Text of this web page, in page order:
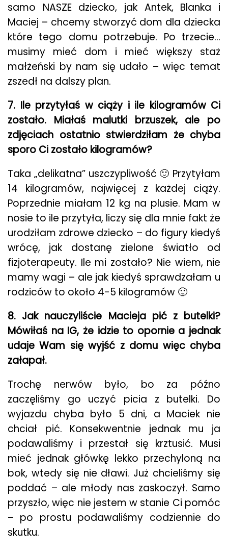
samo NASZE dziecko, jak Antek, Blanka i
Maciej – chcemy stworzyć dom dla dziecka
które tego domu potrzebuje. Po trzecie…
musimy mieć dom i mieć większy staż
małżeński by nam się udało – więc temat
zszedł na dalszy plan.
7. Ile przytyłaś w ciąży i ile kilogramów Ci
zostało. Miałaś malutki brzuszek, ale po
zdjęciach ostatnio stwierdziłam że chyba
sporo Ci zostało kilogramów?
Taka „delikatna” uszczypliwość 🙂 Przytyłam
14 kilogramów, najwięcej z każdej ciąży.
Poprzednie miałam 12 kg na plusie. Mam w
nosie to ile przytyła, liczy się dla mnie fakt że
urodziłam zdrowe dziecko – do figury kiedyś
wrócę, jak dostanę zielone światło od
fizjoterapeuty. Ile mi zostało? Nie wiem, nie
mamy wagi – ale jak kiedyś sprawdzałam u
rodziców to około 4-5 kilogramów 🙂
8. Jak nauczyliście Macieja pić z butelki?
Mówiłaś na IG, że idzie to opornie a jednak
udaje Wam się wyjść z domu więc chyba
załapał.
Trochę nerwów było, bo za późno
zaczęliśmy go uczyć picia z butelki. Do
wyjazdu chyba było 5 dni, a Maciek nie
chciał pić. Konsekwentnie jednak mu ja
podawaliśmy i przestał się krztusić. Musi
mieć jednak główkę lekko przechyloną na
bok, wtedy się nie dławi. Już chcieliśmy się
poddać – ale młody nas zaskoczył. Samo
przyszło, więc nie jestem w stanie Ci pomóc
– po prostu podawaliśmy codziennie do
skutku.